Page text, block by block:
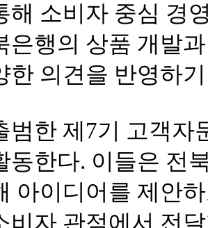
해 소비자 중심 경
은행의 상품 개발
한 의견을 반영하
범한 제7기 고객자
동한다. 이들은 전
아이디어를 제안
비자 관점에서 전